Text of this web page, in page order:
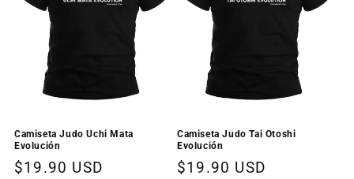
Camiseta Judo Uchi Mata
Evolución
Precio
$19.90 USD
Camiseta Judo Tai Otoshi
Evolución
Precio
$19.90 USD